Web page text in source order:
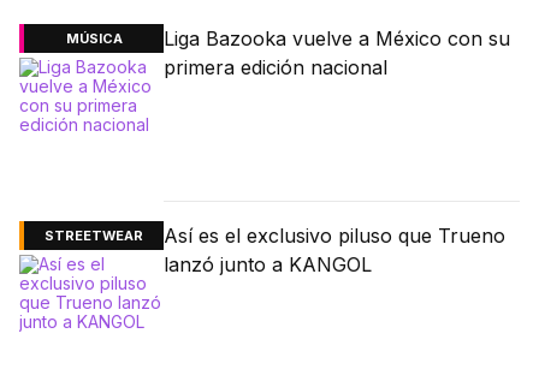
MÚSICA
Liga Bazooka vuelve a México con su
primera edición nacional
STREETWEAR
Así es el exclusivo piluso que Trueno
lanzó junto a KANGOL